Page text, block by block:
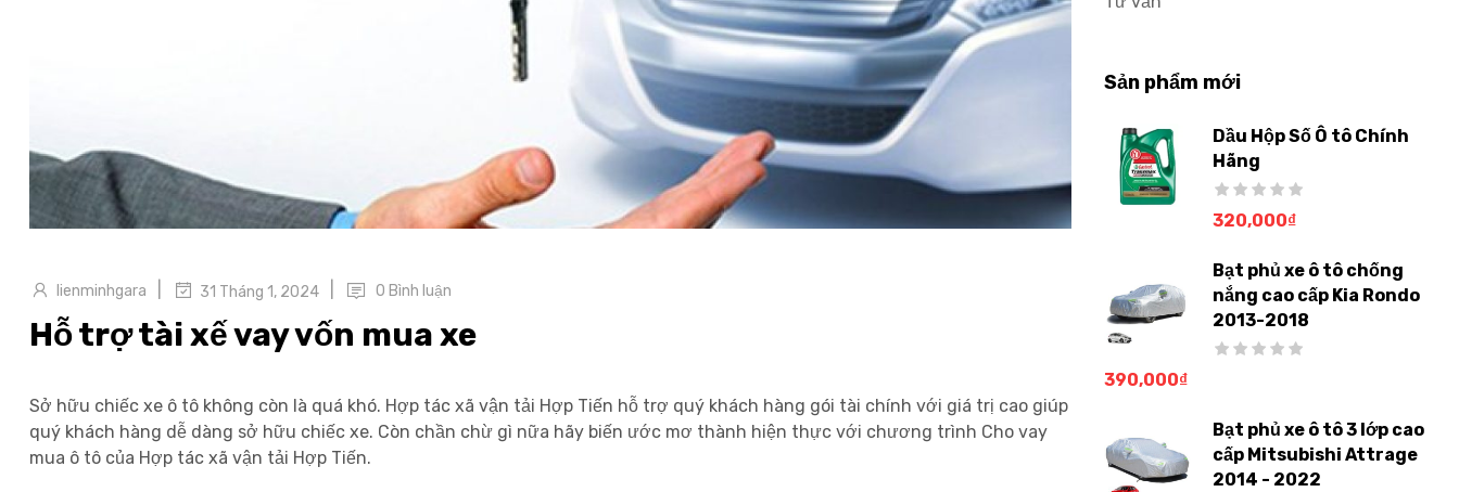
lienminhgara 31 Tháng 1, 2024 0 Bình luận
Hỗ trợ tài xế vay vốn mua xe
Sở hữu chiếc xe ô tô không còn là quá khó. Hợp tác xã vận tải Hợp Tiến hỗ trợ quý khách hàng gói tài chính với giá trị cao giúp
quý khách hàng dễ dàng sở hữu chiếc xe. Còn chần chừ gì nữa hãy biến ước mơ thành hiện thực với chương trình Cho vay
mua ô tô của Hợp tác xã vận tải Hợp Tiến.
Sản phẩm mới
Dầu Hộp Số Ô tô Chính
Hãng
320,000₫
Bạt phủ xe ô tô chống
nắng cao cấp Kia Rondo
2013-2018
390,000₫
Bạt phủ xe ô tô 3 lớp cao
cấp Mitsubishi Attrage
2014 - 2022